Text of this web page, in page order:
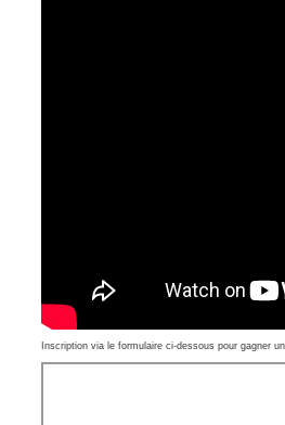
Inscription via le formulaire ci-dessous pour gagner